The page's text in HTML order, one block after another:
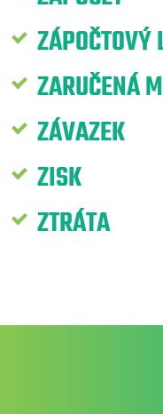
ZÁPOČTOVÝ
ZARUČENÁ
ZÁVAZEK
ZISK
ZTRÁTA